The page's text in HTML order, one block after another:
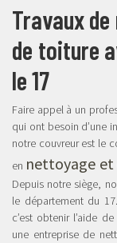
Travaux
de toiture
le 17
Faire appel à un
qui ont besoin d’une
notre couvreur est le
en nettoyage et
Depuis notre siège,
le département du
c’est obtenir l’aide
une entreprise de